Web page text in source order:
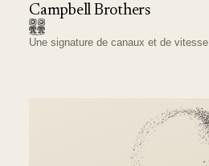
Campbell Brothers
Une signature de canaux et de vitesse.